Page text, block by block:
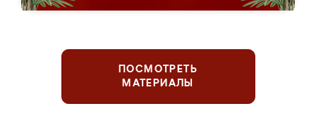
ПОСМОТРЕТЬ
МАТЕРИАЛЫ